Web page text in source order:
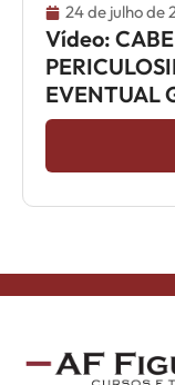
24 de julho de
Vídeo:
EVENTUAL